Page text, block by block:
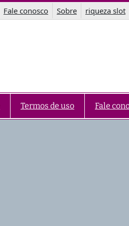
Fale conosco Sobre riqueza slot
Termos de uso Fale